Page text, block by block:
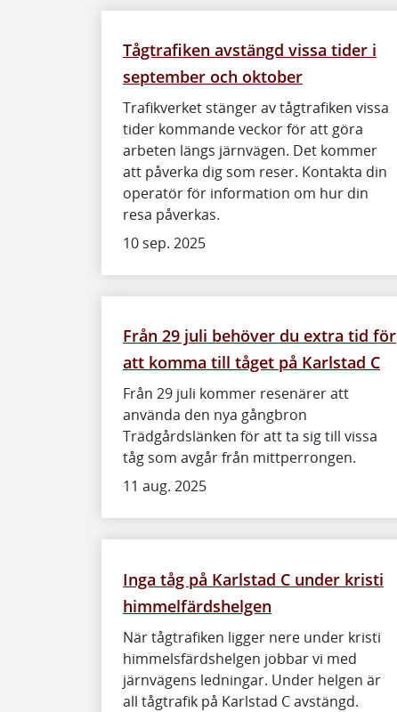
Tågtrafiken avstängd vissa tider i
september och oktober
Trafikverket stänger av tågtrafiken vissa
tider kommande veckor för att göra
arbeten längs järnvägen. Det kommer
att påverka dig som reser. Kontakta din
operatör för information om hur din
resa påverkas.
10 sep. 2025
Från 29 juli behöver du extra tid för
att komma till tåget på Karlstad C
Från 29 juli kommer resenärer att
använda den nya gångbron
Trädgårdslänken för att ta sig till vissa
tåg som avgår från mittperrongen.
11 aug. 2025
Inga tåg på Karlstad C under kristi
himmelfärdshelgen
När tågtrafiken ligger nere under kristi
himmelsfärdshelgen jobbar vi med
järnvägens ledningar. Under helgen är
all tågtrafik på Karlstad C avstängd.